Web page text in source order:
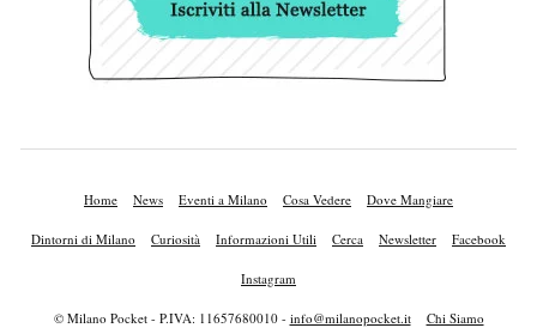
Home News Eventi a Milano Cosa Vedere Dove Mangiare
Dintorni di Milano Curiosità Informazioni Utili Cerca Newsletter Facebook
Instagram
© Milano Pocket - P.IVA: 11657680010 - info@milanopocket.it Chi Siamo